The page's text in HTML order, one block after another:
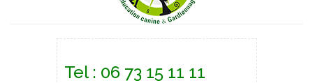
Tel : 06 73 15 11 11